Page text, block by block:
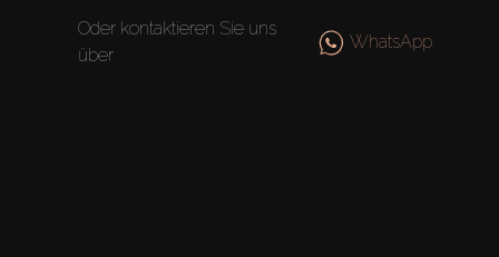
Oder kontaktieren Sie uns
über
WhatsApp